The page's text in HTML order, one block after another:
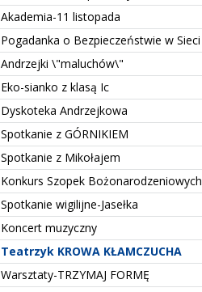
Akademia-11 listopada
Pogadanka o Bezpieczeństwie w Sieci
Andrzejki \"maluchów\"
Eko-sianko z klasą Ic
Dyskoteka Andrzejkowa
Spotkanie z GÓRNIKIEM
Spotkanie z Mikołajem
Konkurs Szopek Bożonarodzeniowych
Spotkanie wigilijne-Jasełka
Koncert muzyczny
Teatrzyk KROWA KŁAMCZUCHA
Warsztaty-TRZYMAJ FORMĘ